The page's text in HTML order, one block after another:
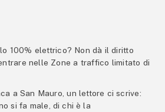
100% elettrico? Non dà il diritto
nelle Zone a traffico limitato di
a San Mauro, un lettore ci scrive:
si fa male, di chi è la